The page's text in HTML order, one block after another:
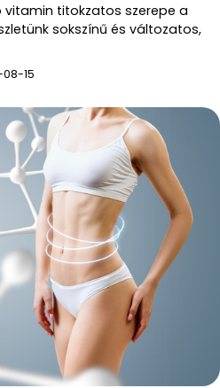
titokzatos szerepe a
sokszínű és változatos,
15